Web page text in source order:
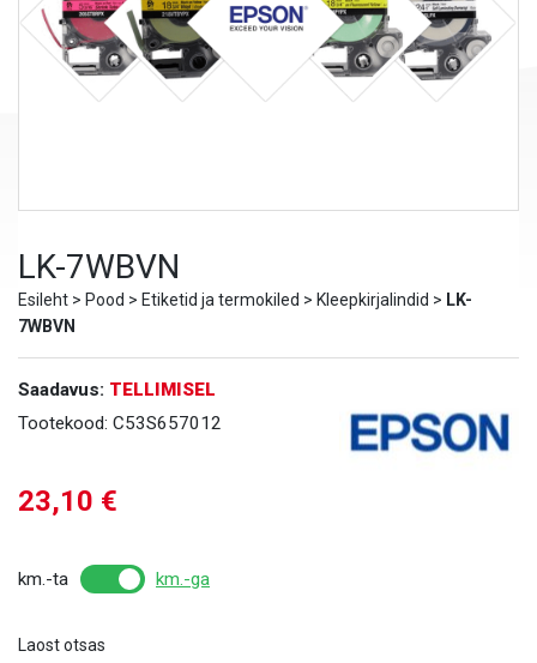
LK-7WBVN
Esileht > Pood > Etiketid ja termokiled > Kleepkirjalindid > LK-
7WBVN
Saadavus: TELLIMISEL
Tootekood: C53S657012
23,10 €
km.-ta km.-ga
Laost otsas